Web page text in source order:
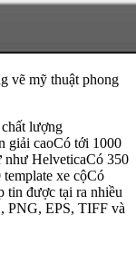
vẽ mỹ thuật phong
lượng
giải caoCó tới 1000
như HelveticaCó 350
xe cộCó
tin được tại ra nhiều
PNG, EPS, TIFF và